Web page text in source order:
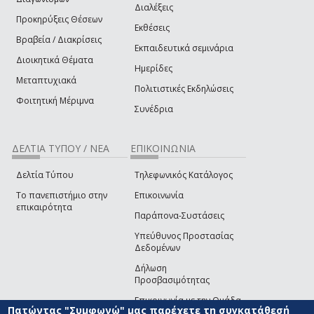
Προκηρύξεις Θέσεων
Βραβεία / Διακρίσεις
Διοικητικά Θέματα
Μεταπτυχιακά
Φοιτητική Μέριμνα
Διαλέξεις
Εκθέσεις
Εκπαιδευτικά σεμινάρια
Ημερίδες
Πολιτιστικές Εκδηλώσεις
Συνέδρια
ΔΕΛΤΙΑ ΤΥΠΟΥ / ΝΕΑ
Δελτία Τύπου
Το πανεπιστήμιο στην
επικαιρότητα
ΕΠΙΚΟΙΝΩΝΙΑ
Τηλεφωνικός Κατάλογος
Επικοινωνία
Παράπονα-Συστάσεις
Υπεύθυνος Προστασίας
Δεδομένων
Δήλωση
Προσβασιμότητας
Επικοινωνία με την Ομάδα
Πατώντας "Συμφωνώ" μας παρέχετε τη συγκατάθεσή